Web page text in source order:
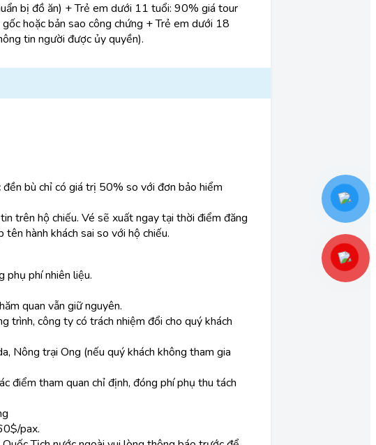
bị đồ ăn) + Trẻ em dưới 11 tuổi: 90% giá tour
hoặc bản sao công chứng + Trẻ em dưới 18
tin người được ủy quyền).
bù chỉ có giá trị 50% so với đơn bảo hiểm
trên hộ chiếu. Vé sẽ xuất ngay tại thời điểm đăng
hành khách sai so với hộ chiếu.
phụ phí nhiên liệu.
quan vẫn giữ nguyên.
trình, công ty có trách nhiệm đổi cho quý khách
Nông trại Ong (nếu quý khách không tham gia
điểm tham quan chỉ định, đóng phí phụ thu tách
pax.